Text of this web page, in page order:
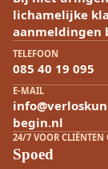
lichamelijke
aanmeldingen
TELEFOON
085 40 19 095
E-MAIL
begin.nl
24/7 VOOR CLIËNTEN
Spoed